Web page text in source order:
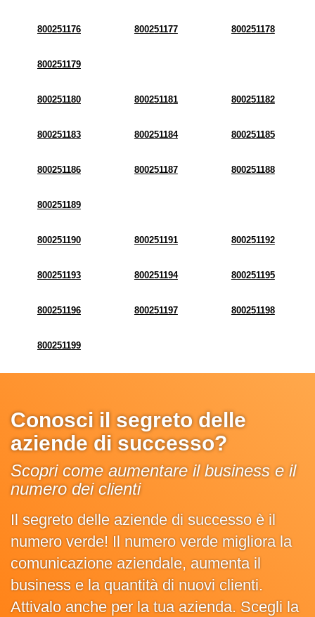
800251176 800251177 800251178
800251179
800251180 800251181 800251182
800251183 800251184 800251185
800251186 800251187 800251188
800251189
800251190 800251191 800251192
800251193 800251194 800251195
800251196 800251197 800251198
800251199
Conosci il segreto delle
aziende di successo?
Scopri come aumentare il business e il
numero dei clienti
Il segreto delle aziende di successo è il
numero verde! Il numero verde migliora la
comunicazione aziendale, aumenta il
business e la quantità di nuovi clienti.
Attivalo anche per la tua azienda. Scegli la